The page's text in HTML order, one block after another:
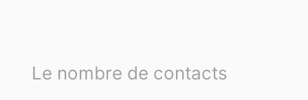
Le nombre de contacts